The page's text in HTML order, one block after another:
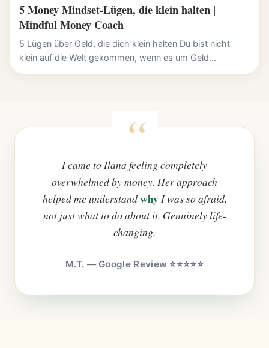
5 Money Mindset-Lügen, die klein halten |
Mindful Money Coach
5 Lügen über Geld, die dich klein halten Du bist nicht
klein auf die Welt gekommen, wenn es um Geld...
I came to Ilana feeling completely
overwhelmed by money. Her approach
helped me understandwhyI was so afraid,
not just what to do about it. Genuinely life-
changing.
M.T. — Google Review ⭐⭐⭐⭐⭐